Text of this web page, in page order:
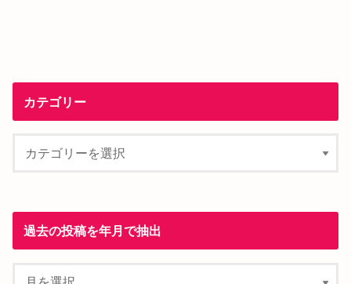
カテゴリー
過去の投稿を年月で抽出